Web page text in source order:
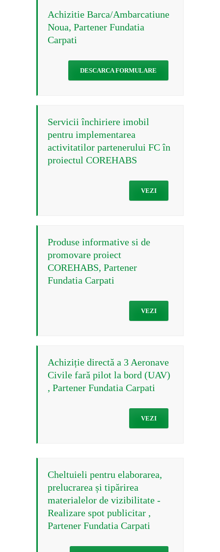
Achizitie Barca/Ambarcatiune
Noua, Partener Fundatia
Carpati
DESCARCA FORMULARE
Servicii închiriere imobil
pentru implementarea
activitatilor partenerului FC în
proiectul COREHABS
VEZI
Produse informative si de
promovare proiect
COREHABS, Partener
Fundatia Carpati
VEZI
Achiziție directă a 3 Aeronave
Civile fară pilot la bord (UAV)
, Partener Fundatia Carpati
VEZI
Cheltuieli pentru elaborarea,
prelucrarea și tipărirea
materialelor de vizibilitate -
Realizare spot publicitar ,
Partener Fundatia Carpati